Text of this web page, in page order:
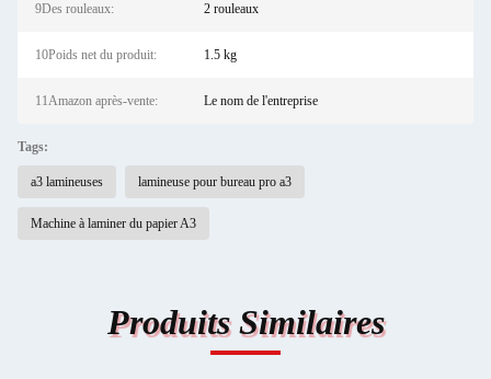
9Des rouleaux: 2 rouleaux
10Poids net du produit: 1.5 kg
11Amazon après-vente: Le nom de l'entreprise
Tags:
a3 lamineuses lamineuse pour bureau pro a3
Machine à laminer du papier A3
Produits Similaires